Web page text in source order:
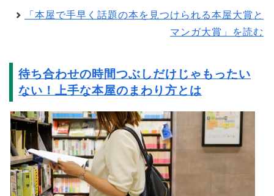
「本屋で手早く話題の本を見つけられる本屋大賞と
マンガ大賞」を読む
待ち合わせの時間つぶしだけじゃもったい
ない！上手な本屋のまわり方とは